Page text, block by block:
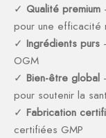
✓ Qualité premium
pour une efficacité
✓ Ingrédients purs
OGM
✓ Bien-être global
pour soutenir la
✓ Fabrication
certifiées GMP